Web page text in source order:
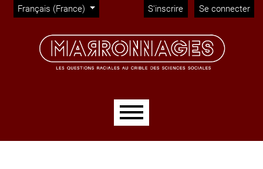
Aller directement au menu principal
Aller directement au contenu principal
Aller au pied de page
Changer de langue. La langue actuelle est :
Français (France)
Administration S'inscrire Se connecter
Menu principal